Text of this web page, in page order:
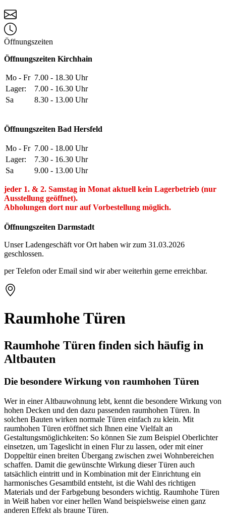
Öffnungszeiten
Öffnungszeiten Kirchhain
Mo - Fr 7.00 - 18.30 Uhr
Lager:
7.00 - 16.30 Uhr
Sa
8.30 - 13.00 Uhr
Öffnungszeiten Bad Hersfeld
Mo - Fr 7.00 - 18.00 Uhr
Lager:
7.30 - 16.30 Uhr
Sa
9.00 - 13.00 Uhr
jeder 1. & 2. Samstag in Monat aktuell kein Lagerbetrieb (nur
Ausstellung geöffnet).
Abholungen dort nur auf Vorbestellung möglich.
Öffnungszeiten Darmstadt
Unser Ladengeschäft vor Ort haben wir zum 31.03.2026
geschlossen.
per Telefon oder Email sind wir aber weiterhin gerne erreichbar.
Raumhohe Türen
Raumhohe Türen finden sich häufig in
Altbauten
Die besondere Wirkung von raumhohen Türen
Wer in einer Altbauwohnung lebt, kennt die besondere Wirkung von
hohen Decken und den dazu passenden raumhohen Türen. In
solchen Bauten wirken normale Türen einfach zu klein. Mit
raumhohen Türen eröffnet sich Ihnen eine Vielfalt an
Gestaltungsmöglichkeiten: So können Sie zum Beispiel Oberlichter
einsetzen, um Tageslicht in einen Flur zu lassen, oder mit einer
Doppeltür einen breiten Übergang zwischen zwei Wohnbereichen
schaffen. Damit die gewünschte Wirkung dieser Türen auch
tatsächlich eintritt und in Kombination mit der Einrichtung ein
harmonisches Gesamtbild entsteht, ist die Wahl des richtigen
Materials und der Farbgebung besonders wichtig. Raumhohe Türen
in Weiß haben vor einer hellen Wand beispielsweise einen ganz
anderen Effekt als braune Türen.